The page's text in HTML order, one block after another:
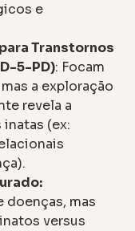
e
Transtornos
5-PD): Focam
a exploração
revela a
(ex:
doenças, mas
versus